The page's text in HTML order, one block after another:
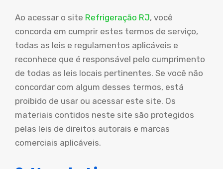
Ao acessar o site Refrigeração RJ, você
concorda em cumprir estes termos de serviço,
todas as leis e regulamentos aplicáveis e
reconhece que é responsável pelo cumprimento
de todas as leis locais pertinentes. Se você não
concordar com algum desses termos, está
proibido de usar ou acessar este site. Os
materiais contidos neste site são protegidos
pelas leis de direitos autorais e marcas
comerciais aplicáveis.